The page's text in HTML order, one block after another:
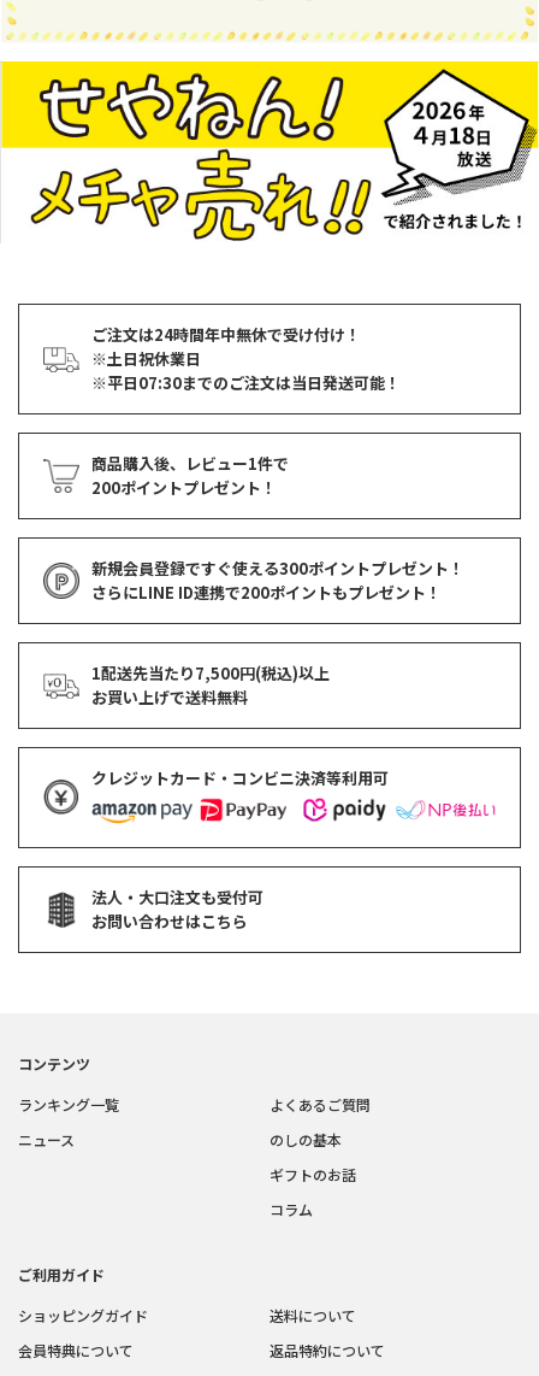
ご注文は24時間年中無休で受け付け！
※土日祝休業日
※平日07:30までのご注文は当日発送可能！
商品購入後、レビュー1件で
200ポイントプレゼント！
新規会員登録ですぐ使える300ポイントプレゼント！
さらにLINE ID連携で200ポイントもプレゼント！
1配送先当たり7,500円(税込)以上
お買い上げで送料無料
クレジットカード・コンビニ決済等利用可
法人・大口注文も受付可
お問い合わせはこちら
コンテンツ
ランキング一覧
ニュース
よくあるご質問
のしの基本
ギフトのお話
コラム
ご利用ガイド
ショッピングガイド
会員特典について
送料について
返品特約について